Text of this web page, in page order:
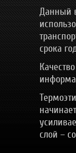
Данный
срока
слой –